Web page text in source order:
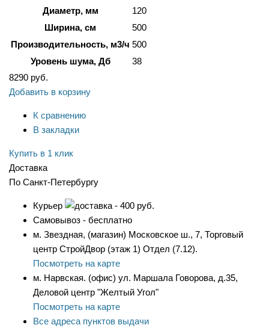
Диаметр, мм
120
Ширина, см
500
Производительность, м3/ч 500
Уровень шума, Дб
38
8290 руб.
Добавить в корзину
К сравнению
В закладки
Купить в 1 клик
Доставка
По Санкт-Петербургу
Курьер
- 400 руб.
Самовывоз - бесплатно
м. Звездная, (магазин) Московское ш., 7, Торговый
центр СтройДвор (этаж 1) Отдел (7.12).
Посмотреть на карте
м. Нарвская. (офис) ул. Маршала Говорова, д.35,
Деловой центр "Желтый Угол"
Посмотреть на карте
Все адреса пунктов выдачи